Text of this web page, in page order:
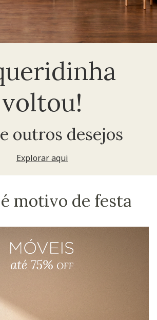
voltou!
outros desejos
Explorar aqui
motivo de festa